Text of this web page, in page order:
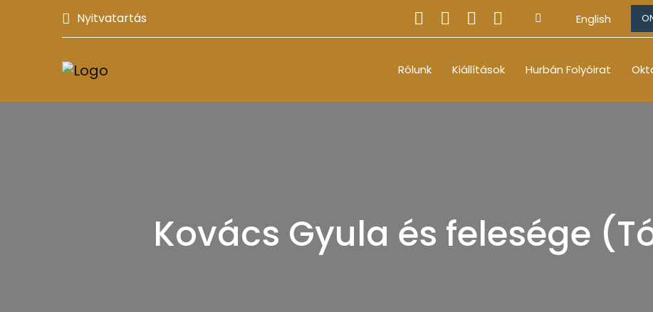
Nyitvatartás English
Rólunk Kiállítások Hurbán Folyóirat
Kovács Gyula és felesége